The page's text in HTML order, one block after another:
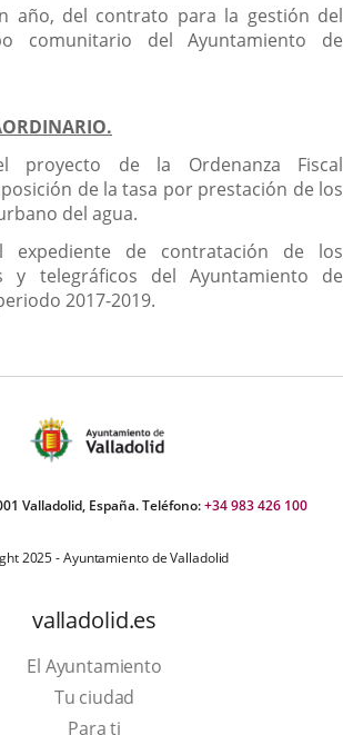
año, del contrato para la gestión del
comunitario del Ayuntamiento de
proyecto de la Ordenanza Fiscal
de la tasa por prestación de los
del agua.
expediente de contratación de los
y telegráficos del Ayuntamiento de
2017-2019.
Valladolid, España. Teléfono:+34 983 426 100
2025 - Ayuntamiento de Valladolid
valladolid.es
El Ayuntamiento
Tu ciudad
Para ti